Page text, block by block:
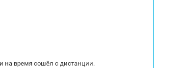
на время сошёл с дистанции.